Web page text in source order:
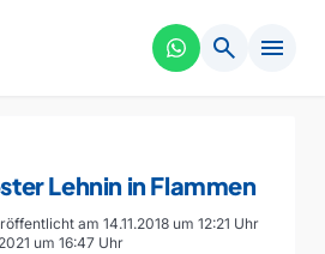
search menu
Lehnin in Flammen
am 14.11.2018 um 12:21 Uhr
um 16:47 Uhr